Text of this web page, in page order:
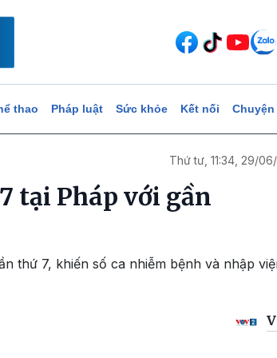
thao Pháp luật Sức khỏe Kết nối
Thứ tư, 11:34, 29/
tại Pháp với gần
thứ 7, khiến số ca nhiễm bệnh và nhập